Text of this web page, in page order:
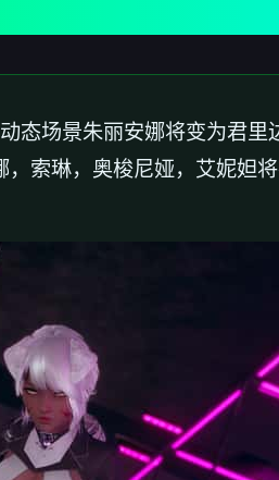
态场景朱丽安娜将变为君里
索琳，奥梭尼娅，艾妮妲